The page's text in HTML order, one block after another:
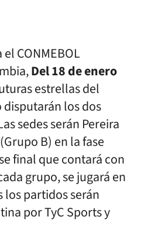
CONMEBOL
Del 18 de enero
estrellas del
los dos
sedes serán Pereira
B) en la fase
final que contará con
grupo, se jugará en
los partidos serán
por TyC Sports y